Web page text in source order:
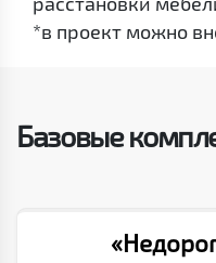
*в проект можно
Базовые